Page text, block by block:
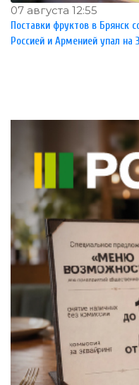
07 августа 12:55
Поставки фруктов в Брянск
Россией и Арменией упал на